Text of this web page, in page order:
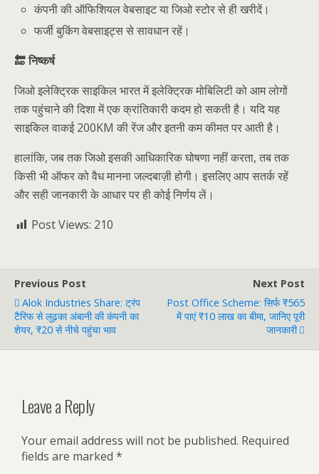
कंपनी की ऑफिशियल वेबसाइट या जिओ स्टोर से ही खरीदें।
फर्जी बुकिंग वेबसाइट्स से सावधान रहें।
🔚 निष्कर्ष
जिओ इलेक्ट्रिक साइकिल भारत में इलेक्ट्रिक मोबिलिटी को आम लोगों
तक पहुंचाने की दिशा में एक क्रांतिकारी कदम हो सकती है। यदि यह
साइकिल वाकई 200KM की रेंज और इतनी कम कीमत पर आती है।
हालांकि, जब तक जिओ इसकी आधिकारिक घोषणा नहीं करता, तब तक
किसी भी ऑफर को वैध मानना जल्दबाज़ी होगी। इसलिए आप सतर्क रहें
और सही जानकारी के आधार पर ही कोई निर्णय लें।
Post Views: 210
Previous Post
Alok Industries Share: ट्रंप
टैरिफ से लुढ़का अंबानी की कंपनी का
शेयर, ₹20 से नीचे पहुंचा भाव
Next Post
Post Office Scheme: सिर्फ ₹565
में पाएं ₹10 लाख का बीमा, जानिए पूरी
जानकारी
Leave a Reply
Your email address will not be published. Required
fields are marked *